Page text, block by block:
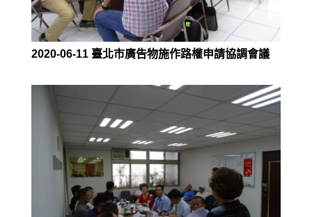
2020-06-11 臺北市廣告物施作路權申請協調會議